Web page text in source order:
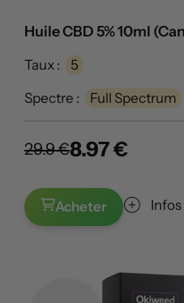
Huile CBD 5% 10ml
Taux : 5
Spectre : Full Spectrum
29.9 €8.97 €
Acheter Infos